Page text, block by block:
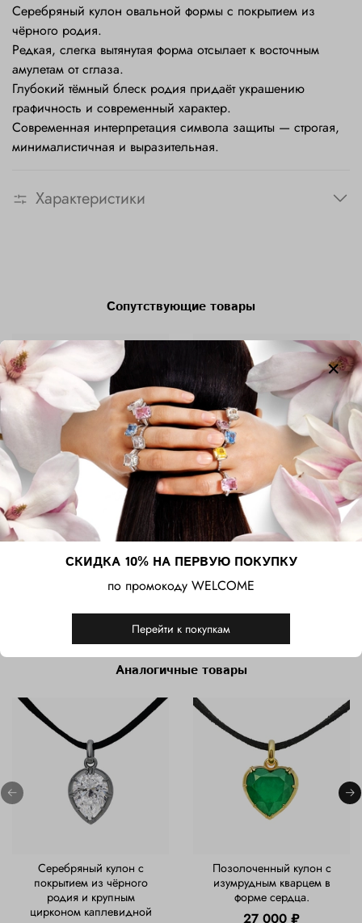
Серебряный кулон овальной формы с покрытием из
чёрного родия.
Редкая, слегка вытянутая форма отсылает к восточным
амулетам от сглаза.
Глубокий тёмный блеск родия придаёт украшению
графичность и современный характер.
Современная интерпретация символа защиты — строгая,
минималистичная и выразительная.
Характеристики
Сопутствующие товары
Ассиметричные
серебряные серьги -
кольца с черным родием
27 000 ₽
Ассиметричные серьги -
кликеры
28 000 ₽
Аналогичные товары
Серебряный кулон с
покрытием из чёрного
родия и крупным
цирконом каплевидной
Позолоченный кулон с
изумрудным кварцем в
форме сердца.
27 000 ₽
СКИДКА 10% НА ПЕРВУЮ ПОКУПКУ
по промокоду WELCOME
Перейти к покупкам